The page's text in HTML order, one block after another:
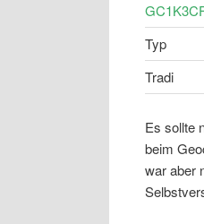
Typ
Tradi
Es sollte
beim
war aber